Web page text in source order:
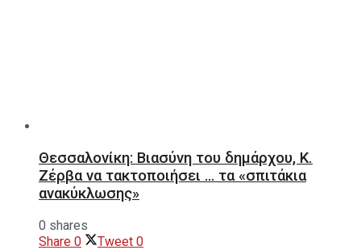
Θεσσαλονίκη: Βιασύνη του δημάρχου, Κ.
Ζέρβα να τακτοποιήσει … τα «σπιτάκια
ανακύκλωσης»
0 shares
Share 0 Tweet 0